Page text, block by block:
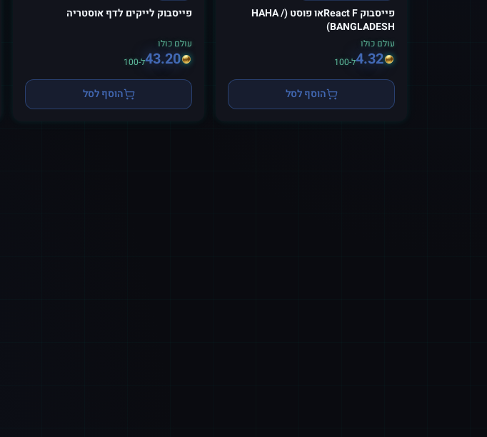
פייסבוק React Fאו פוסט (HAHA /
BANGLADESH)
עולם כולו
4.32ל-100
הוסף לסל
פייסבוק לייקים לדף אוסטריה
עולם כולו
43.20ל-100
הוסף לסל